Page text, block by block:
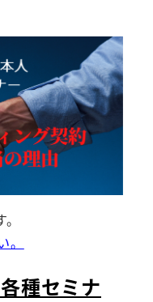
種セミナ